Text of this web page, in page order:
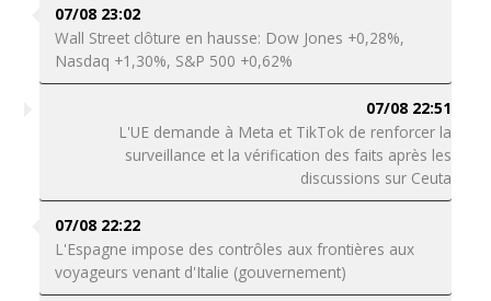
07/08 23:02
Wall Street clôture en hausse: Dow Jones +0,28%,
Nasdaq +1,30%, S&P 500 +0,62%
07/08 22:51
L'UE demande à Meta et TikTok de renforcer la
surveillance et la vérification des faits après les
discussions sur Ceuta
07/08 22:22
L'Espagne impose des contrôles aux frontières aux
voyageurs venant d'Italie (gouvernement)